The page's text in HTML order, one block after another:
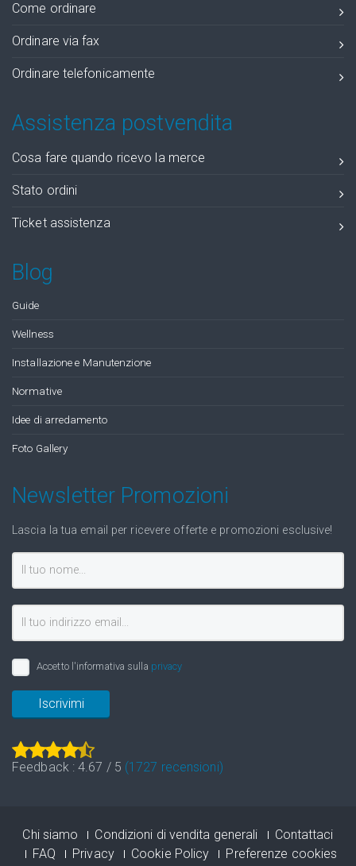
Come ordinare
Ordinare via fax
Ordinare telefonicamente
Assistenza postvendita
Cosa fare quando ricevo la merce
Stato ordini
Ticket assistenza
Blog
Guide
Wellness
Installazione e Manutenzione
Normative
Idee di arredamento
Foto Gallery
Newsletter Promozioni
Lascia la tua email per ricevere offerte e promozioni esclusive!
Accetto l'informativa sulla privacy
Iscrivimi
Feedback :4.67 / 5 (1727 recensioni)
Chi siamo Condizioni di vendita generali
Contattaci
FAQ
Privacy Cookie Policy
Preferenze cookies